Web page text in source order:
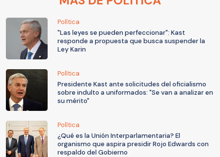
Política
"Las leyes se pueden perfeccionar": Kast
responde a propuesta que busca suspender la
Ley Karin
Política
Presidente Kast ante solicitudes del oficialismo
sobre indulto a uniformados: "Se van a analizar en
su mérito"
Política
¿Qué es la Unión Interparlamentaria? El
organismo que aspira presidir Rojo Edwards con
respaldo del Gobierno